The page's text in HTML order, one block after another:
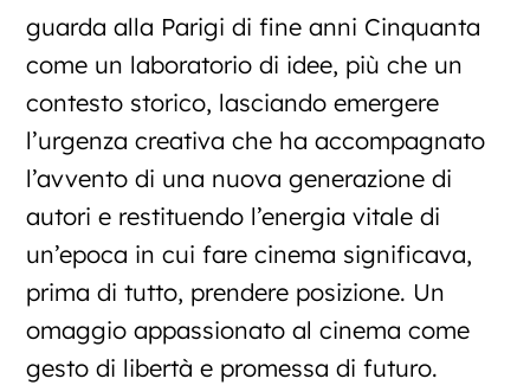
guarda alla Parigi di fine anni Cinquanta
come un laboratorio di idee, più che un
contesto storico, lasciando emergere
l’urgenza creativa che ha accompagnato
l’avvento di una nuova generazione di
autori e restituendo l’energia vitale di
un’epoca in cui fare cinema significava,
prima di tutto, prendere posizione. Un
omaggio appassionato al cinema come
gesto di libertà e promessa di futuro.